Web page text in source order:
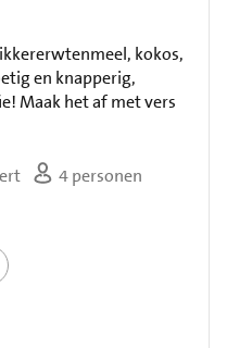
kokos,
en knapperig,
Maak het af met vers
4 personen